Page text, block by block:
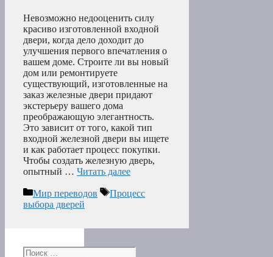
Невозможно недооценить силу
красиво изготовленной входной
двери, когда дело доходит до
улучшения первого впечатления о
вашем доме. Строите ли вы новый
дом или ремонтируете
существующий, изготовленные на
заказ железные двери придают
экстерьеру вашего дома
преображающую элегантность.
Это зависит от того, какой тип
входной железной двери вы ищете
и как работает процесс покупки.
Чтобы создать железную дверь,
опытный … Читать далее
Рубрики
Мир переводов Метки
Процесс
выбора дверей
Поиск: